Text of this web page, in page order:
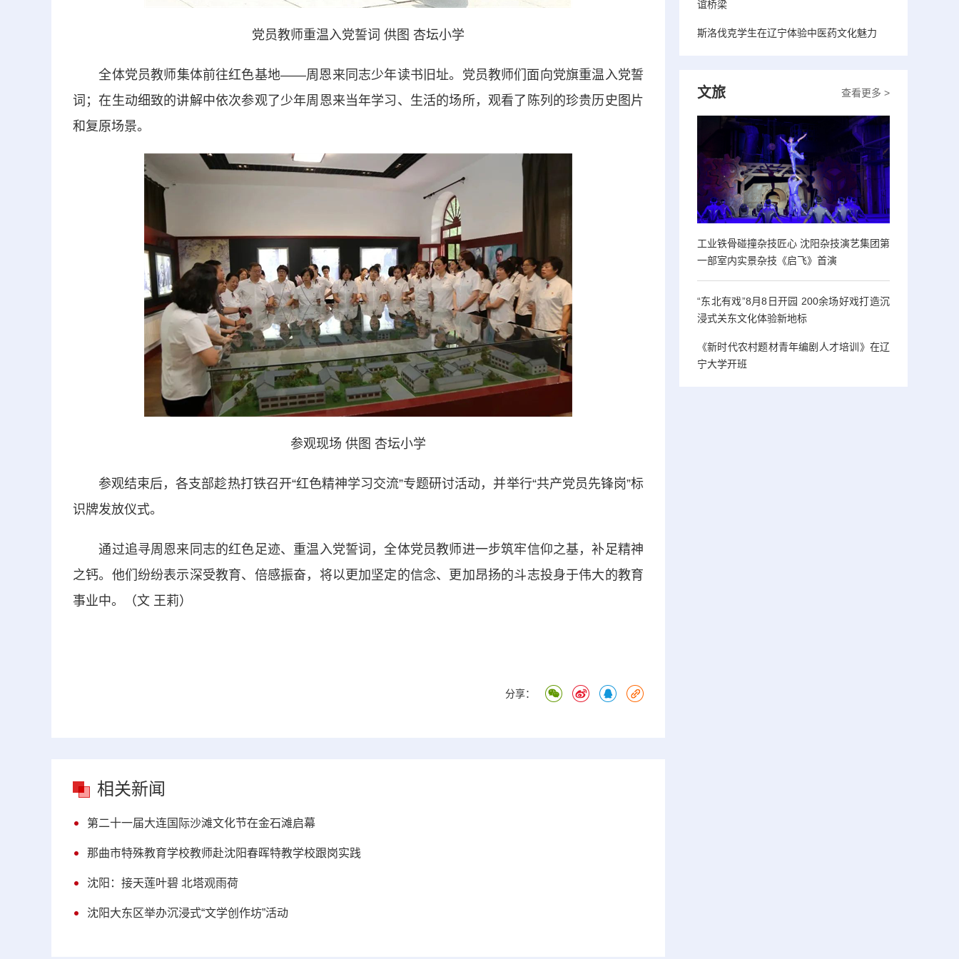
党员教师重温入党誓词 供图 杏坛小学
全体党员教师集体前往红色基地——周恩来同志少年读书旧址。党员教师们面向党旗重温入党誓
词；在生动细致的讲解中依次参观了少年周恩来当年学习、生活的场所，观看了陈列的珍贵历史图片
和复原场景。
参观现场 供图 杏坛小学
参观结束后，各支部趁热打铁召开“红色精神学习交流”专题研讨活动，并举行“共产党员先锋岗”标
识牌发放仪式。
通过追寻周恩来同志的红色足迹、重温入党誓词，全体党员教师进一步筑牢信仰之基，补足精神
之钙。他们纷纷表示深受教育、倍感振奋，将以更加坚定的信念、更加昂扬的斗志投身于伟大的教育
事业中。（文 王莉）
分享：
相关新闻
第二十一届大连国际沙滩文化节在金石滩启幕
那曲市特殊教育学校教师赴沈阳春晖特教学校跟岗实践
沈阳：接天莲叶碧 北塔观雨荷
沈阳大东区举办沉浸式“文学创作坊”活动
谊桥梁
斯洛伐克学生在辽宁体验中医药文化魅力
查看更多 >
文旅
工业铁骨碰撞杂技匠心 沈阳杂技演艺集团第
一部室内实景杂技《启飞》首演
“东北有戏”8月8日开园 200余场好戏打造沉
浸式关东文化体验新地标
《新时代农村题材青年编剧人才培训》在辽
宁大学开班